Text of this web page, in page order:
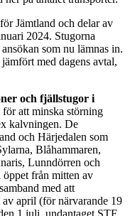
Jämtland och delar av
2024. Stugorna
som nu lämnas in.
med dagens avtal,
och fjällstugor i
för att minska störning
kalvningen. De
och Härjedalen som
Blåhammaren,
Lunndörren och
från mitten av
med att
april (för närvarande 19
1 juli, undantaget STF